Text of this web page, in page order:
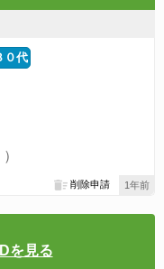
０代
1年前
削除申請
を見る